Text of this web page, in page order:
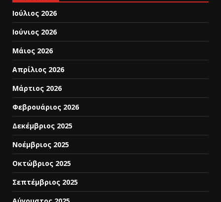
Ιούλιος 2026
Ιούνιος 2026
Μάιος 2026
Απρίλιος 2026
Μάρτιος 2026
Φεβρουάριος 2026
Δεκέμβριος 2025
Νοέμβριος 2025
Οκτώβριος 2025
Σεπτέμβριος 2025